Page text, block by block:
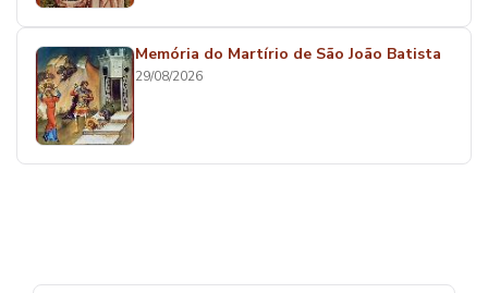
Memória do Martírio de São João Batista
29/08/2026